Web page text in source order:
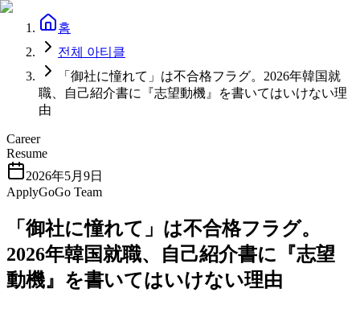
홈
전체 아티클
「御社に憧れて」は不合格フラグ。2026年韓国就
職、自己紹介書に『志望動機』を書いてはいけない理
由
Career
Resume
2026年5月9日
ApplyGoGo Team
「御社に憧れて」は不合格フラグ。
2026年韓国就職、自己紹介書に『志望
動機』を書いてはいけない理由